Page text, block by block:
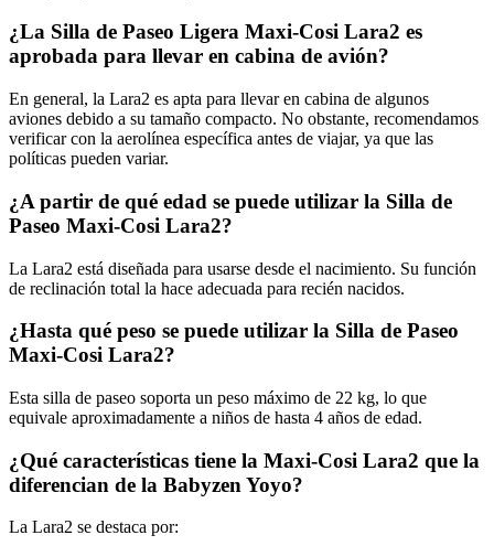
¿La Silla de Paseo Ligera Maxi-Cosi Lara2 es
aprobada para llevar en cabina de avión?
En general, la Lara2 es apta para llevar en cabina de algunos
aviones debido a su tamaño compacto. No obstante, recomendamos
verificar con la aerolínea específica antes de viajar, ya que las
políticas pueden variar.
¿A partir de qué edad se puede utilizar la Silla de
Paseo Maxi-Cosi Lara2?
La Lara2 está diseñada para usarse desde el nacimiento. Su función
de reclinación total la hace adecuada para recién nacidos.
¿Hasta qué peso se puede utilizar la Silla de Paseo
Maxi-Cosi Lara2?
Esta silla de paseo soporta un peso máximo de 22 kg, lo que
equivale aproximadamente a niños de hasta 4 años de edad.
¿Qué características tiene la Maxi-Cosi Lara2 que la
diferencian de la Babyzen Yoyo?
La Lara2 se destaca por: